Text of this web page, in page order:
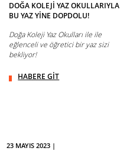
DOĞA KOLEJİ YAZ OKULLARIYLA
BU YAZ YİNE DOPDOLU!
Doğa Koleji Yaz Okulları ile ile
eğlenceli ve öğretici bir yaz sizi
bekliyor!
HABERE GİT
23 MAYIS 2023 |